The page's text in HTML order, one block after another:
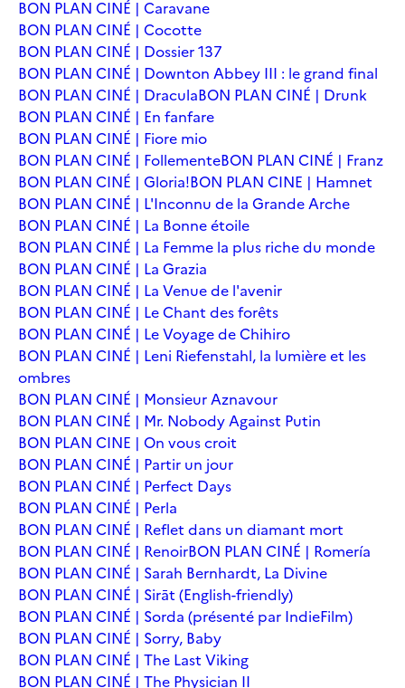
BON PLAN CINÉ | Caravane
BON PLAN CINÉ | Cocotte
BON PLAN CINÉ | Dossier 137
BON PLAN CINÉ | Downton Abbey III : le grand final
BON PLAN CINÉ | DraculaBON PLAN CINÉ | Drunk
BON PLAN CINÉ | En fanfare
BON PLAN CINÉ | Fiore mio
BON PLAN CINÉ | FollementeBON PLAN CINÉ | Franz
BON PLAN CINÉ | Gloria!BON PLAN CINE | Hamnet
BON PLAN CINÉ | L'Inconnu de la Grande Arche
BON PLAN CINÉ | La Bonne étoile
BON PLAN CINÉ | La Femme la plus riche du monde
BON PLAN CINÉ | La Grazia
BON PLAN CINÉ | La Venue de l'avenir
BON PLAN CINÉ | Le Chant des forêts
BON PLAN CINÉ | Le Voyage de Chihiro
BON PLAN CINÉ | Leni Riefenstahl, la lumière et les
ombres
BON PLAN CINÉ | Monsieur Aznavour
BON PLAN CINÉ | Mr. Nobody Against Putin
BON PLAN CINE | On vous croit
BON PLAN CINÉ | Partir un jour
BON PLAN CINÉ | Perfect Days
BON PLAN CINÉ | Perla
BON PLAN CINÉ | Reflet dans un diamant mort
BON PLAN CINÉ | RenoirBON PLAN CINÉ | Romería
BON PLAN CINÉ | Sarah Bernhardt, La Divine
BON PLAN CINÉ | Sirāt (English-friendly)
BON PLAN CINÉ | Sorda (présenté par IndieFilm)
BON PLAN CINÉ | Sorry, Baby
BON PLAN CINÉ | The Last Viking
BON PLAN CINÉ | The Physician II